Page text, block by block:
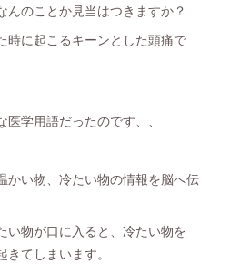
んのことか見当はつきますか？
時に起こるキーンとした頭痛で
学用語だったのです、、
かい物、冷たい物の情報を脳へ伝
い物が口に入ると、冷たい物を
きてしまいます。